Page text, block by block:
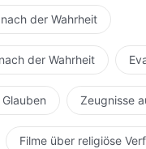
imstande sein, dein
du ein
sein, dein Herz
Wenn du diesen
erleuchten, die du
Gott immer: „Alle,
Weg klar erkennen.
der Wahrheit
der Wahrheit
Zeugnisse
Filme über religiöse